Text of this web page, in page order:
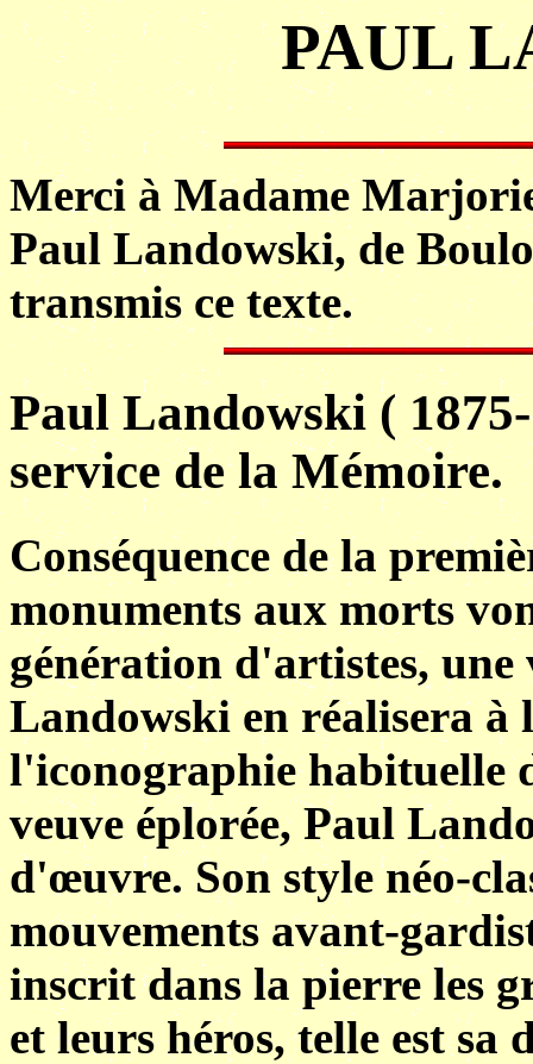
PAUL
Merci à Madame
Paul Landowski, de
transmis ce texte.
Paul Landowski (
service de la Mémoire.
Conséquence de la
monuments aux morts
génération d'artistes,
Landowski en réalisera à
l'iconographie habituelle
veuve éplorée, Paul
d'œuvre. Son style néo-
mouvements avant-
inscrit dans la pierre les
et leurs héros, telle est